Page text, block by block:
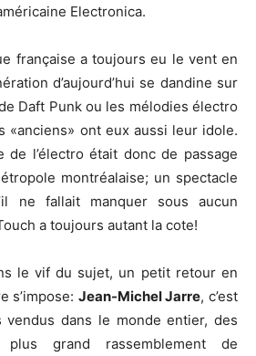
Electronica.
française a toujours eu le vent en
d’aujourd’hui se dandine sur
Daft Punk ou les mélodies électro
«anciens» ont eux aussi leur idole.
de l’électro était donc de passage
montréalaise; un spectacle
ne fallait manquer sous aucun
a toujours autant la cote!
le vif du sujet, un petit retour en
s’impose: Jean-Michel Jarre, c’est
vendus dans le monde entier, des
grand rassemblement de